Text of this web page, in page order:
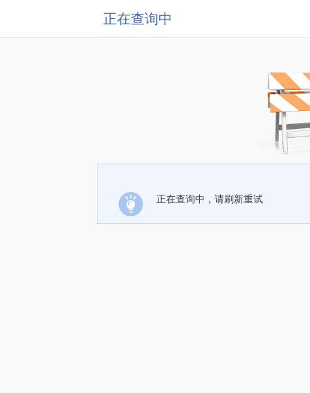
正在查询中
正在查询中，请刷新重试